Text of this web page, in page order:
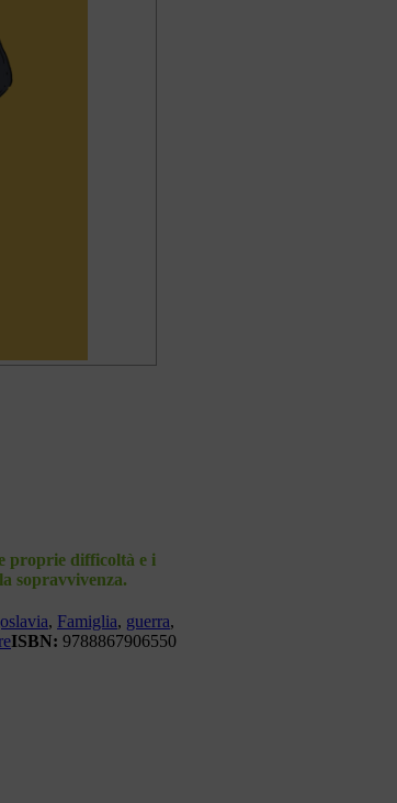
proprie difficoltà e i
sopravvivenza.
, Famiglia, guerra,
ISBN: 9788867906550